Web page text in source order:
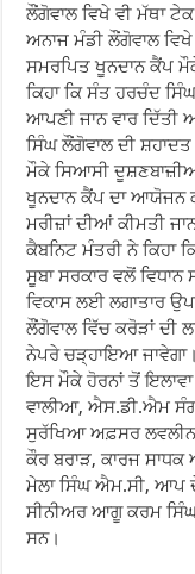
ਲੌਂਗੋਵਾਲ ਵਿਖੇ ਵੀ ਮੱਥਾ
ਅਨਾਜ ਮੰਡੀ ਲੌਂਗੋਵਾਲ
ਸਮਰਪਿਤ ਖੂਨਦਾਨ ਕੈਂਪ
ਕਿਹਾ ਕਿ ਸੰਤ ਹਰਚੰਦ
ਆਪਣੀ ਜਾਨ ਵਾਰ
ਸਿੰਘ ਲੌਂਗੋਵਾਲ ਦੀ
ਮੌਕੇ ਸਿਆਸੀ
ਖੂਨਦਾਨ ਕੈਂਪ ਦਾ ਆਯੋਜਨ
ਮਰੀਜ਼ਾਂ ਦੀਆਂ ਕੀਮਤੀ
ਕੈਬਨਿਟ ਮੰਤਰੀ ਨੇ ਕਿਹਾ
ਸੂਬਾ ਸਰਕਾਰ ਵਲੋਂ ਵਿਧਾਨ
ਵਿਕਾਸ ਲਈ ਲਗਾਤਾਰ
ਲੌਂਗੋਵਾਲ ਵਿੱਚ ਕਰੋੜਾਂ ਦੀ
ਨੇਪਰੇ ਚੜ੍ਹਾਇਆ ਜਾਵੇਗਾ।
ਇਸ ਮੌਕੇ ਹੋਰਨਾਂ ਤੋਂ ਇਲਾਵਾ
ਵਾਲੀਆ, ਐਸ.ਡੀ.ਐਮ
ਸੁਰੱਖਿਆ ਅਫ਼ਸਰ ਲਵਲੀਨ
ਕੌਰ ਬਰਾੜ, ਕਾਰਜ
ਮੇਲਾ ਸਿੰਘ ਐਮ.ਸੀ, ਆਪ
ਸੀਨੀਅਰ ਆਗੂ ਕਰਮ ਸਿੰਘ
ਸਨ।